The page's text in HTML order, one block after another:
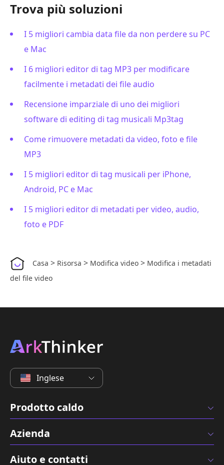
Trova più soluzioni
I 5 migliori cambia data file da non perdere su PC
e Mac
I 6 migliori editor di tag MP3 per modificare
facilmente i metadati dei file audio
Recensione imparziale di uno dei migliori
software di editing di tag musicali Mp3tag
Come rimuovere metadati da video, foto e file
MP3
I 5 migliori editor di tag musicali per iPhone,
Android, PC e Mac
I 5 migliori editor di metadati per video, audio,
foto e PDF
Casa > Risorsa > Modifica video > Modifica i metadati
del file video
Inglese
Prodotto caldo
Azienda
Aiuto e contatti